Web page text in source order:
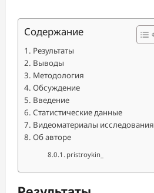
Содержание
Результаты
Выводы
Методология
Обсуждение
Введение
Статистические данные
Видеоматериалы исследования
Об авторе
pristroykin_